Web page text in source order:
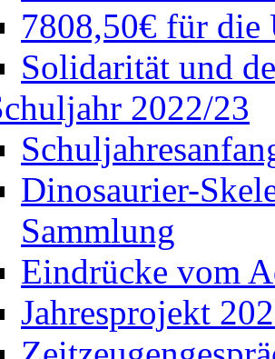
7808,50€ für die
Solidarität und
2022/23
Dinosaurier-
Sammlung
Eindrücke vom
Jahresprojekt